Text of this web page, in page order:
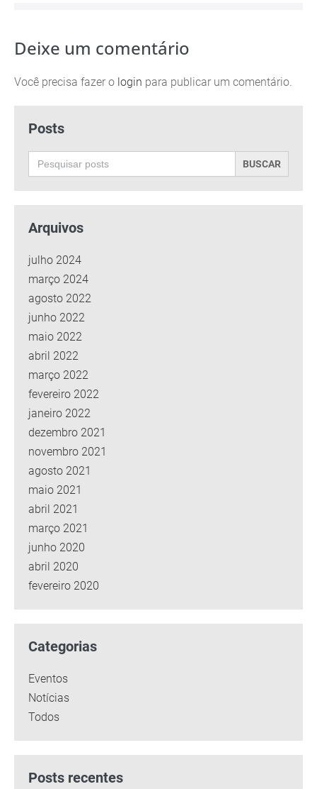
Deixe um comentário
Você precisa fazer o login para publicar um comentário.
Posts
Search
for:
Arquivos
julho 2024
março 2024
agosto 2022
junho 2022
maio 2022
abril 2022
março 2022
fevereiro 2022
janeiro 2022
dezembro 2021
novembro 2021
agosto 2021
maio 2021
abril 2021
março 2021
junho 2020
abril 2020
fevereiro 2020
Categorias
Eventos
Notícias
Todos
Posts recentes